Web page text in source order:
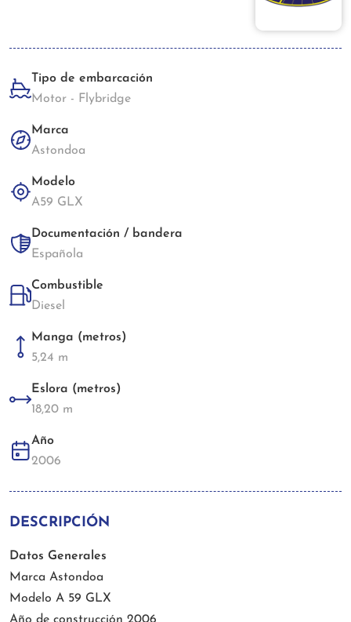
Tipo de embarcación
Motor - Flybridge
Marca
Astondoa
Modelo
A59 GLX
Documentación / bandera
Española
Combustible
Diesel
Manga (metros)
5,24 m
Eslora (metros)
18,20 m
Año
2006
DESCRIPCIÓN
Datos Generales
Marca Astondoa
Modelo A 59 GLX
Año de construcción 2006